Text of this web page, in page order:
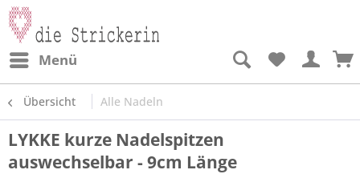
Menü
Übersicht Alle Nadeln
LYKKE kurze Nadelspitzen
auswechselbar - 9cm Länge